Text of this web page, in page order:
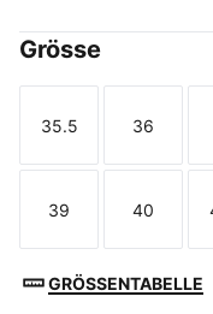
Grösse
Größe
35.5
Größe
36
Größe
39
Größe
40
GRÖSSENTABELLE